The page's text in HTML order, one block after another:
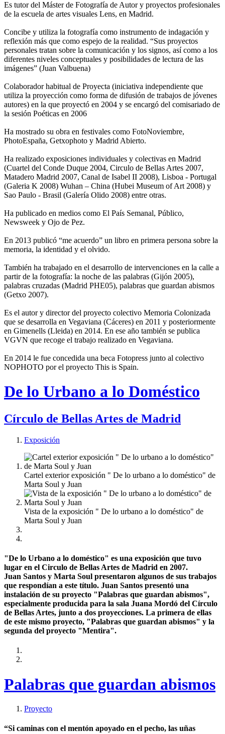
Es tutor del Máster de Fotografía de Autor y proyectos profesionales
de la escuela de artes visuales Lens, en Madrid.
Concibe y utiliza la fotografía como instrumento de indagación y
reflexión más que como espejo de la realidad. “Sus proyectos
personales tratan sobre la comunicación y los signos, así como a los
diferentes niveles conceptuales y posibilidades de lectura de las
imágenes” (Juan Valbuena)
Colaborador habitual de Proyecta (iniciativa independiente que
utiliza la proyección como forma de difusión de trabajos de jóvenes
autores) en la que proyectó en 2004 y se encargó del comisariado de
la sesión Poéticas en 2006
Ha mostrado su obra en festivales como FotoNoviembre,
PhotoEspaña, Getxophoto y Madrid Abierto.
Ha realizado exposiciones individuales y colectivas en Madrid
(Cuartel del Conde Duque 2004, Circulo de Bellas Artes 2007,
Matadero Madrid 2007, Canal de Isabel II 2008), Lisboa - Portugal
(Galeria K 2008) Wuhan – China (Hubei Museum of Art 2008) y
Sao Paulo - Brasil (Galería Olido 2008) entre otras.
Ha publicado en medios como El País Semanal, Público,
Newsweek y Ojo de Pez.
En 2013 publicó “me acuerdo” un libro en primera persona sobre la
memoria, la identidad y el olvido.
También ha trabajado en el desarrollo de intervenciones en la calle a
partir de la fotografía: la noche de las palabras (Gijón 2005),
palabras cruzadas (Madrid PHE05), palabras que guardan abismos
(Getxo 2007).
Es el autor y director del proyecto colectivo Memoria Colonizada
que se desarrolla en Vegaviana (Cáceres) en 2011 y posteriormente
en Gimenells (Lleida) en 2014. En ese año también se publica
VGVN que recoge el trabajo realizado en Vegaviana.
En 2014 le fue concedida una beca Fotopress junto al colectivo
NOPHOTO por el proyecto This is Spain.
De lo Urbano a lo Doméstico
Círculo de Bellas Artes de Madrid
Exposición
Cartel exterior exposición " De lo urbano a lo doméstico" de
Marta Soul y Juan
Vista de la exposición " De lo urbano a lo doméstico" de
Marta Soul y Juan
"De lo Urbano a lo doméstico" es una exposición que tuvo
lugar en el Circulo de Bellas Artes de Madrid en 2007.
Juan Santos y Marta Soul presentaron algunos de sus trabajos
que respondían a este título. Juan Santos presentó una
instalación de su proyecto "Palabras que guardan abismos",
especialmente producida para la sala Juana Mordó del Círculo
de Bellas Artes, junto a dos proyecciones. La primera de ellas
de este mismo proyecto, "Palabras que guardan abismos" y la
segunda del proyecto "Mentira".
Palabras que guardan abismos
Proyecto
“Si caminas con el mentón apoyado en el pecho, las uñas